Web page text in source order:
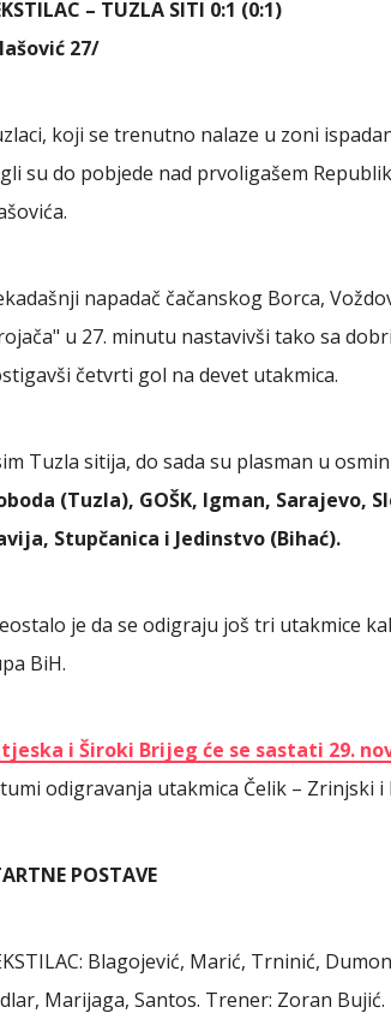
– TUZLA SITI 0:1 (0:1)
27/
koji se trenutno nalaze u zoni
su do pobjede nad prvoligašem
napadač čačanskog Borca,
u 27. minutu nastavivši tako sa
četvrti gol na devet utakmica.
Tuzla sitija, do sada su plasman u
(Tuzla), GOŠK, Igman, Sarajevo,
Stupčanica i Jedinstvo (Bihać).
je da se odigraju još tri utakmice
BiH.
i Široki Brijeg će se sastati 29.
odigravanja utakmica Čelik – Zrinjski i
POSTAVE
Blagojević, Marić, Trninić,
Marijaga, Santos. Trener: Zoran Bujić.